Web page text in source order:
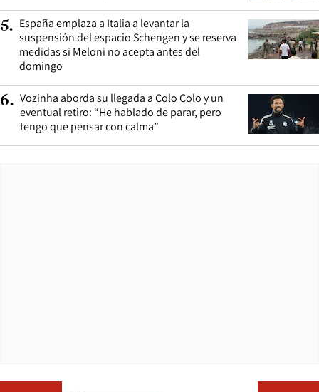
5. España emplaza a Italia a levantar la
suspensión del espacio Schengen y se reserva
medidas si Meloni no acepta antes del
domingo
6. Vozinha aborda su llegada a Colo Colo y un
eventual retiro: “He hablado de parar, pero
tengo que pensar con calma”